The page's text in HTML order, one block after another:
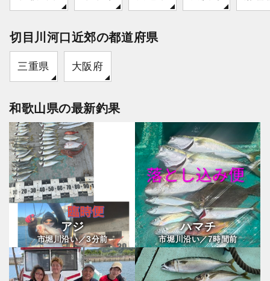
切目川河口近郊の都道府県
三重県 大阪府
和歌山県の最新釣果
アジ
市堀川沿い／3分前
ハマチ
市堀川沿い／7時間前